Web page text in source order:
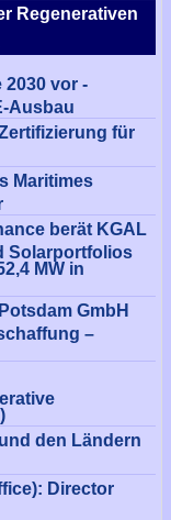
Regenerativen
2030 vor -
Ausbau
für
Maritimes
berät KGAL
Solarportfolios
MW in
GmbH
–
den Ländern
Director